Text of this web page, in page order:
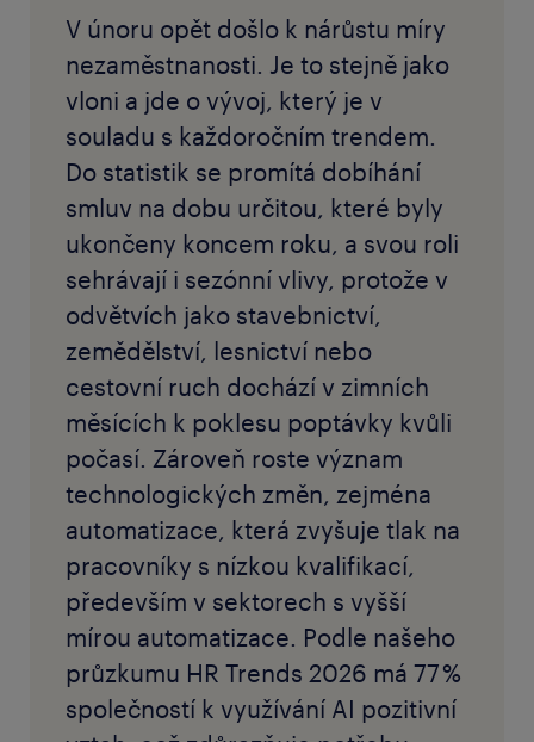
V únoru opět došlo k nárůstu míry
nezaměstnanosti. Je to stejně jako
vloni a jde o vývoj, který je v
souladu s každoročním trendem.
Do statistik se promítá dobíhání
smluv na dobu určitou, které byly
ukončeny koncem roku, a svou roli
sehrávají i sezónní vlivy, protože v
odvětvích jako stavebnictví,
zemědělství, lesnictví nebo
cestovní ruch dochází v zimních
měsících k poklesu poptávky kvůli
počasí. Zároveň roste význam
technologických změn, zejména
automatizace, která zvyšuje tlak na
pracovníky s nízkou kvalifikací,
především v sektorech s vyšší
mírou automatizace. Podle našeho
průzkumu HR Trends 2026 má 77 %
společností k využívání AI pozitivní